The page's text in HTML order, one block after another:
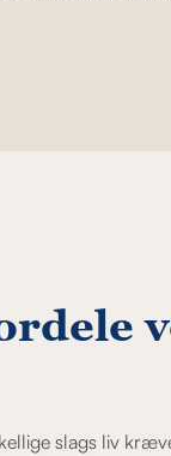
slags liv